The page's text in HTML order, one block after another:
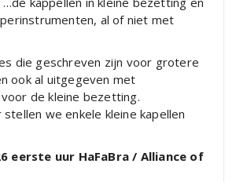
al of niet met
die geschreven zijn voor grotere
ook al uitgegeven met
de kleine bezetting.
we enkele kleine kapellen
eerste uur HaFaBra / Alliance of